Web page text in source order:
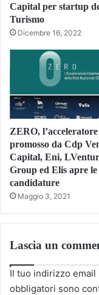
Capital per startup
Turismo
Dicembre 16, 2022
ZERO, l’acceleratore
promosso da Cdp
Capital, Eni,
Group ed Elis apre le
candidature
Maggio 3, 2021
Lascia un
Il tuo indirizzo email
obbligatori sono